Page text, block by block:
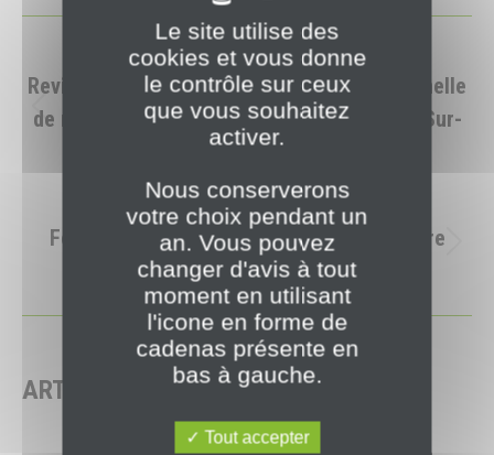
NAVIGATION
ARTICLE
PRÉCÉDENT
Article
précédent
Revivez avec nous l’inauguration exceptionnelle
de notre second datacenter DTiX à Chalon-Sur-
Saône !
SUIVANT
Article
suivant
:
Focus sur l’architecture technique de notre
datacenter Chalonnais
ARTICLES SIMILAIRES
Le site utilise des
cookies et vous donne
le contrôle sur ceux
que vous souhaitez
activer.
Nous conserverons
votre choix pendant un
an. Vous pouvez
changer d'avis à tout
moment en utilisant
l'icone en forme de
cadenas présente en
bas à gauche.
Tout accepter